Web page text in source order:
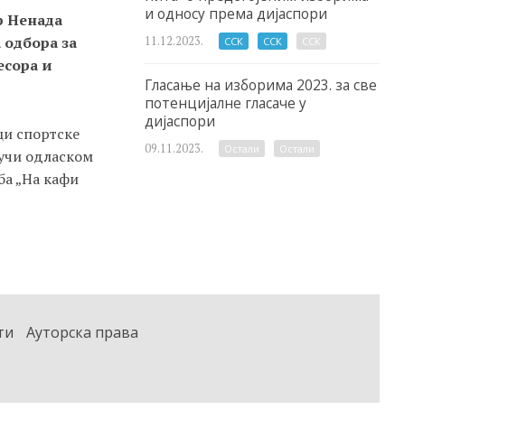
Ненада
за
и
спортске
одласком
„На кафи
и односу према дијаспори
11.12.2023. ССК ССК ССК
Гласање на изборима 2023. за све
потенцијалне гласаче у
дијаспори
09.11.2023. Остали Остали
Ауторска права